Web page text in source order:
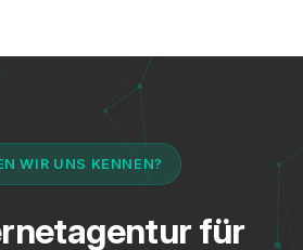
WIR UNS KENNEN?
für